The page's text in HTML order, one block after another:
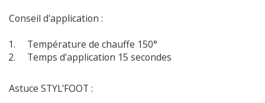
Conseil d'application :
Température de chauffe 150°
Temps d'application 15 secondes
Astuce STYL'FOOT :